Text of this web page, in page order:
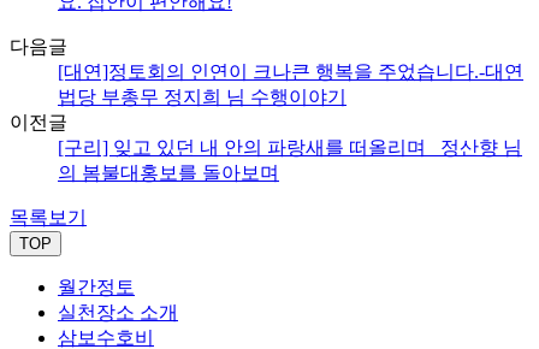
다음글
[대연]정토회의 인연이 크나큰 행복을 주었습니다.-대연
법당 부총무 정지희 님 수행이야기
이전글
[구리] 잊고 있던 내 안의 파랑새를 떠올리며 _정산향 님
의 봄불대홍보를 돌아보며
목록보기
TOP
월간정토
실천장소 소개
삼보수호비